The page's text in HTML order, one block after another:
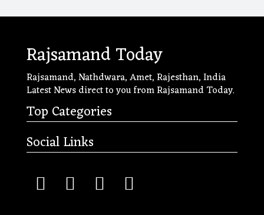
Rajsamand Today
Rajsamand, Nathdwara, Amet, Rajesthan, India
Latest News direct to you from Rajsamand Today.
Top Categories
Social Links